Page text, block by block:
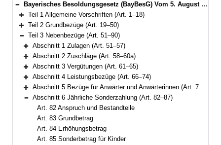
Bereich reduzieren
Bayerisches Besoldungsgesetz (BayBesG) Vom 5. August 2010 (GVBl. S. 410, 764) BayRS 2032-1-1-F (Art. 1–111)
Bereich erweitern
Teil 1 Allgemeine Vorschriften (Art. 1–18)
Bereich erweitern
Teil 2 Grundbezüge (Art. 19–50)
Bereich reduzieren
Teil 3 Nebenbezüge (Art. 51–90)
Bereich erweitern
Abschnitt 1 Zulagen (Art. 51–57)
Bereich erweitern
Abschnitt 2 Zuschläge (Art. 58–60a)
Bereich erweitern
Abschnitt 3 Vergütungen (Art. 61–65)
Bereich erweitern
Abschnitt 4 Leistungsbezüge (Art. 66–74)
Bereich erweitern
Abschnitt 5 Bezüge für Anwärter und Anwärterinnen (Art. 75–81)
Bereich reduzieren
Abschnitt 6 Jährliche Sonderzahlung (Art. 82–87)
Art. 82 Anspruch und Bestandteile
Art. 83 Grundbetrag
Art. 84 Erhöhungsbetrag
Art. 85 Sonderbetrag für Kinder